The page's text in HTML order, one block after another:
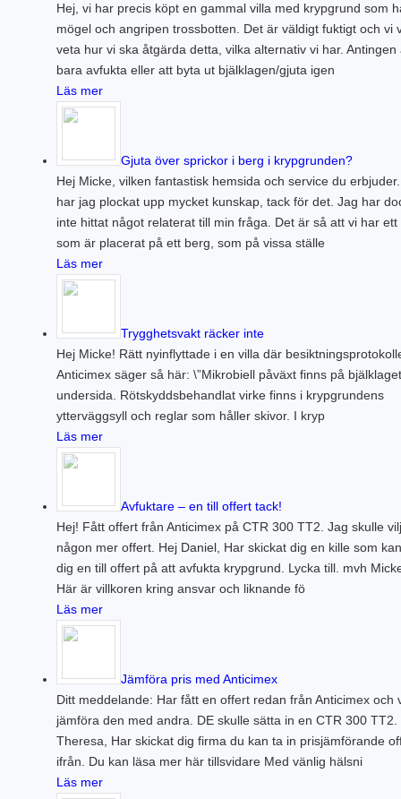
Hej, vi har precis köpt en gammal villa med krypgrund som
mögel och angripen trossbotten. Det är väldigt fuktigt och vi
veta hur vi ska åtgärda detta, vilka alternativ vi har. Antingen
bara avfukta eller att byta ut bjälklagen/gjuta igen
Läs mer
Gjuta över sprickor i berg i krypgrunden?
Hej Micke, vilken fantastisk hemsida och service du
har jag plockat upp mycket kunskap, tack för det. Jag har
inte hittat något relaterat till min fråga. Det är så att vi har ett
som är placerat på ett berg, som på vissa ställe
Läs mer
Trygghetsvakt räcker inte
Hej Micke! Rätt nyinflyttade i en villa där
Anticimex säger så här: \”Mikrobiell påväxt finns på
undersida. Rötskyddsbehandlat virke finns i krypgrundens
ytterväggsyll och reglar som håller skivor. I kryp
Läs mer
Avfuktare – en till offert tack!
Hej! Fått offert från Anticimex på CTR 300 TT2. Jag skulle
någon mer offert. Hej Daniel, Har skickat dig en kille som
dig en till offert på att avfukta krypgrund. Lycka till. mvh
Här är villkoren kring ansvar och liknande fö
Läs mer
Jämföra pris med Anticimex
Ditt meddelande: Har fått en offert redan från Anticimex och
jämföra den med andra. DE skulle sätta in en CTR 300 TT2.
Theresa, Har skickat dig firma du kan ta in prisjämförande
ifrån. Du kan läsa mer här tillsvidare Med vänlig hälsni
Läs mer